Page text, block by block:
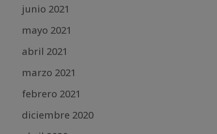
junio 2021
mayo 2021
abril 2021
marzo 2021
febrero 2021
diciembre 2020